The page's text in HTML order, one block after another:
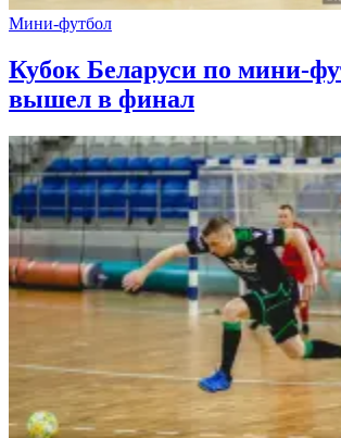
Мини-футбол
Кубок Беларуси по мини-
вышел в финал